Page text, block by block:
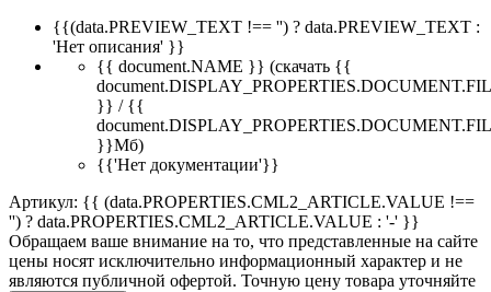
{{(data.PREVIEW_TEXT !== '') ? data.PREVIEW_TEXT :
'Нет описания' }}
{{ document.NAME }} (скачать {{
}} / {{
}}Мб)
{{'Нет документации'}}
Артикул: {{ (data.PROPERTIES.CML2_ARTICLE.VALUE !==
'') ? data.PROPERTIES.CML2_ARTICLE.VALUE : '-' }}
Обращаем ваше внимание на то, что представленные на сайте
цены носят исключительно информационный характер и не
являются публичной офертой. Точную цену товара уточняйте